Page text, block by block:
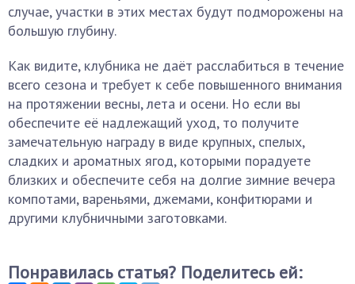
случае, участки в этих местах будут подморожены на
большую глубину.
Как видите, клубника не даёт расслабиться в течение
всего сезона и требует к себе повышенного внимания
на протяжении весны, лета и осени. Но если вы
обеспечите её надлежащий уход, то получите
замечательную награду в виде крупных, спелых,
сладких и ароматных ягод, которыми порадуете
близких и обеспечите себя на долгие зимние вечера
компотами, вареньями, джемами, конфитюрами и
другими клубничными заготовками.
Понравилась статья? Поделитесь ей: